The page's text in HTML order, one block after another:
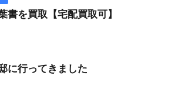
書を買取【宅配買取可】
に行ってきました